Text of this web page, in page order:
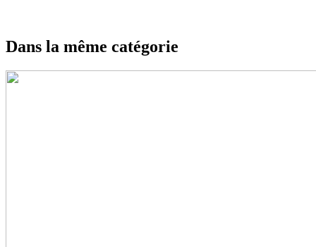
Dans la même catégorie